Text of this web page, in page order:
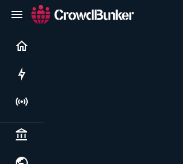
Live
Politics & institutions